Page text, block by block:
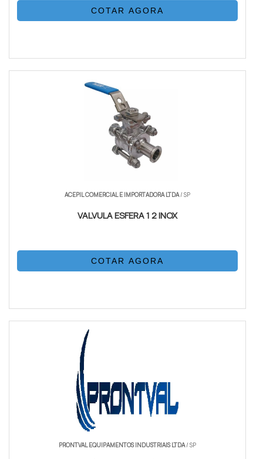
COTAR AGORA
ACEPIL COMERCIAL E IMPORTADORA LTDA/ SP
VALVULA ESFERA 1 2 INOX
COTAR AGORA
PRONTVAL EQUIPAMENTOS INDUSTRIAIS LTDA/ SP